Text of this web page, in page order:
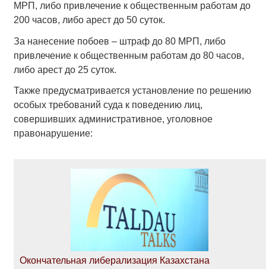
МРП, либо привлечение к общественным работам до
200 часов, либо арест до 50 суток.
За нанесение побоев – штраф до 80 МРП, либо
привлечение к общественным работам до 80 часов,
либо арест до 25 суток.
Также предусматривается установление по решению
особых требований суда к поведению лиц,
совершивших административное, уголовное
правонарушение:
Окончательная либерализация Казахстана